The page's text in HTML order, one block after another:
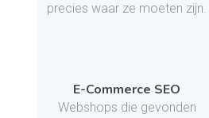
precies waar ze moeten zijn.
E-Commerce SEO
Webshops die gevonden